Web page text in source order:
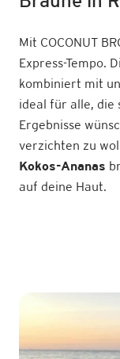
Mit COCONUT
Express-Tempo.
kombiniert mit
ideal für alle, die
Ergebnisse
verzichten zu
Kokos-Ananas
auf deine Haut.